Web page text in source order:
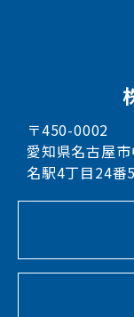
〒450-0002
愛知県名古屋
名駅4丁目24番